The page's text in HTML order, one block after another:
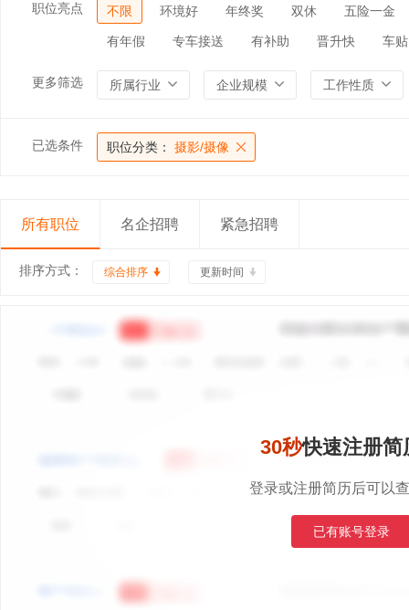
职位亮点 不限 环境好 年终奖 双休 五险一金
有年假 专车接送 有补助 晋升快 车贴
更多筛选 所属行业 企业规模 工作性质
已选条件 职位分类： 摄影/摄像
所有职位 名企招聘 紧急招聘
排序方式： 综合排序 更新时间
30秒快速注册简
登录或注册简历后可以
已有账号登录